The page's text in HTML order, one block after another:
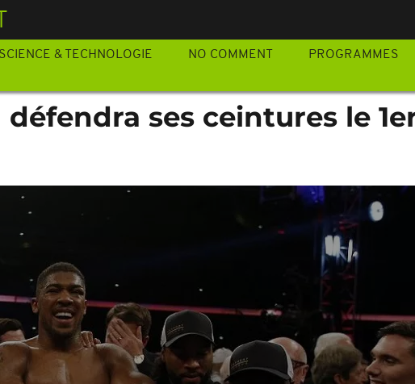
SCIENCE & TECHNOLOGIE NO COMMENT PROGRAMMES
défendra ses ceintures le